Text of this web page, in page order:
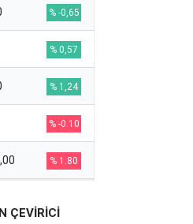
% -0,65
% 0,57
% 1,24
% -0.10
% 1.80
ÇEVİRİCİ